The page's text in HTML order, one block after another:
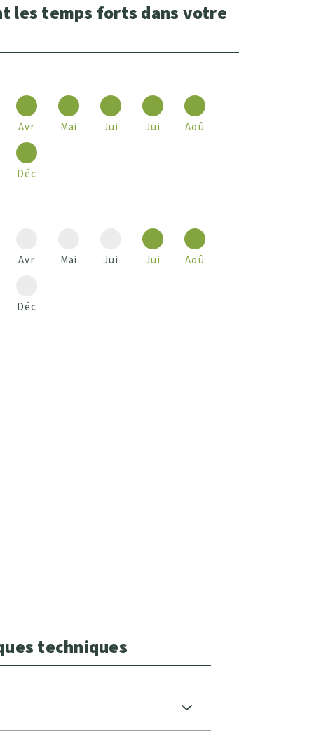
les temps forts dans votre
Avr Mai Jui Jui Aoû
Déc
Avr Mai Jui Jui Aoû
Déc
techniques